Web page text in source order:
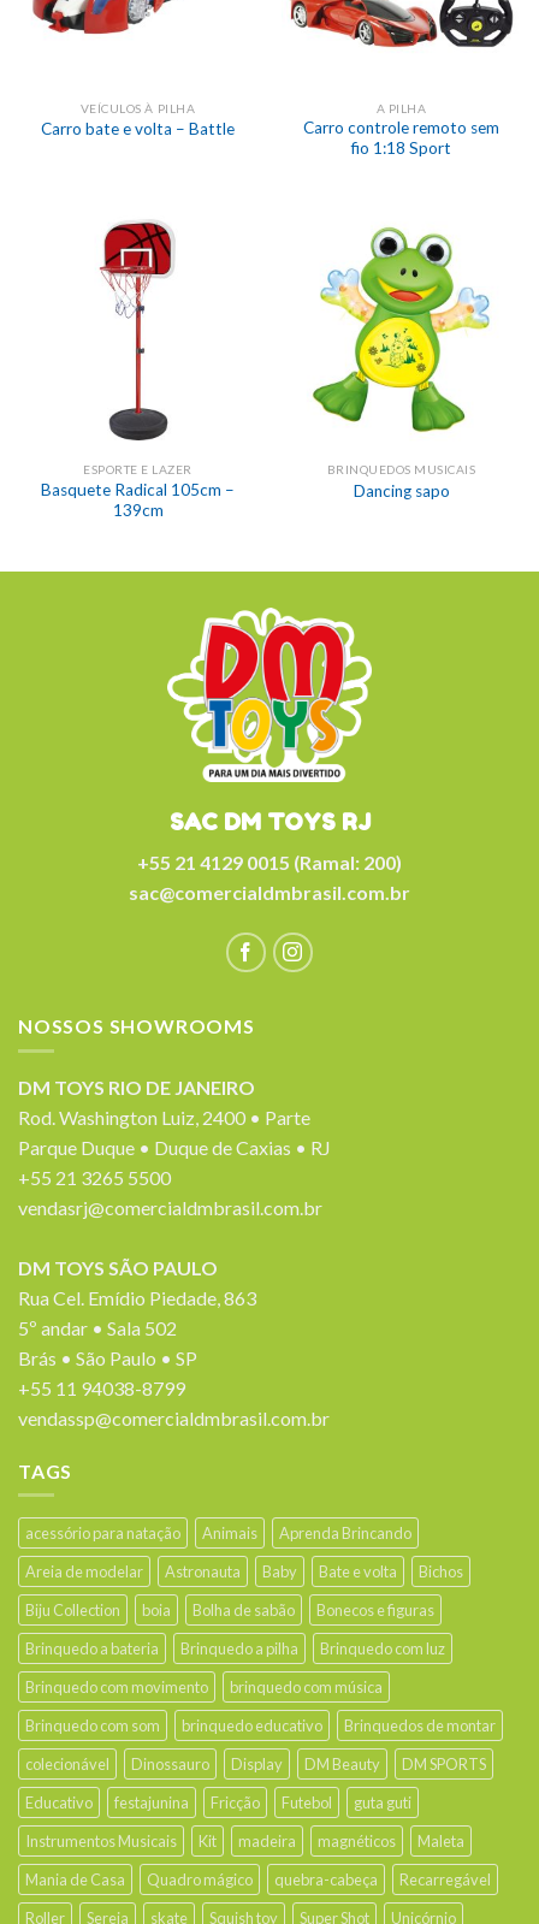
VEÍCULOS À PILHA
Carro bate e volta – Battle
A PILHA
Carro controle remoto sem
fio 1:18 Sport
ESPORTE E LAZER
Basquete Radical 105cm –
139cm
BRINQUEDOS MUSICAIS
Dancing sapo
SAC DM TOYS RJ
+55 21 4129 0015 (Ramal: 200)
sac@comercialdmbrasil.com.br
NOSSOS SHOWROOMS
DM TOYS RIO DE JANEIRO
Rod. Washington Luiz, 2400 • Parte
Parque Duque • Duque de Caxias • RJ
+55 21 3265 5500
vendasrj@comercialdmbrasil.com.br
DM TOYS SÃO PAULO
Rua Cel. Emídio Piedade, 863
5º andar • Sala 502
Brás • São Paulo • SP
+55 11 94038-8799
vendassp@comercialdmbrasil.com.br
TAGS
acessório para natação Animais
Aprenda Brincando
Areia de modelar
Astronauta Baby Bate e volta
Bichos
Biju Collection
boia Bolha de sabão
Bonecos e figuras
Brinquedo a bateria
Brinquedo a pilha
Brinquedo com luz
Brinquedo com movimento
brinquedo com música
Brinquedo com som
brinquedo educativo
Brinquedos de montar
colecionável
Dinossauro Display DM Beauty
DM SPORTS
Educativo
festajunina Fricção Futebol
guta guti
Instrumentos Musicais
Kit madeira magnéticos
Maleta
Mania de Casa
Quadro mágico quebra-cabeça
Recarregável
Roller
Sereia skate Squish toy Super Shot Unicórnio